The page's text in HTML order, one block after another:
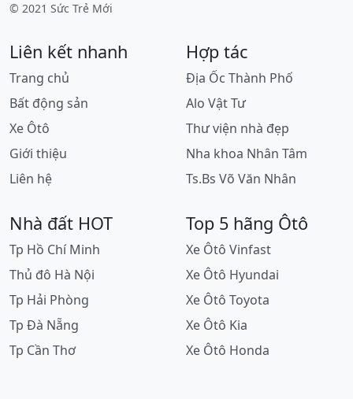
© 2021 Sức Trẻ Mới
Liên kết nhanh
Trang chủ
Bất động sản
Xe Ôtô
Giới thiệu
Liên hệ
Hợp tác
Địa Ốc Thành Phố
Alo Vật Tư
Thư viện nhà đẹp
Nha khoa Nhân Tâm
Ts.Bs Võ Văn Nhân
Nhà đất HOT
Tp Hồ Chí Minh
Thủ đô Hà Nội
Tp Hải Phòng
Tp Đà Nẵng
Tp Cần Thơ
Top 5 hãng Ôtô
Xe Ôtô Vinfast
Xe Ôtô Hyundai
Xe Ôtô Toyota
Xe Ôtô Kia
Xe Ôtô Honda